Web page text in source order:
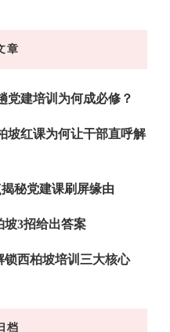
章
党建培训为何成必修？
坡红课为何让干部直呼解
秘党建课刷屏缘由
坡3招给出答案
锁西柏坡培训三大核心
档